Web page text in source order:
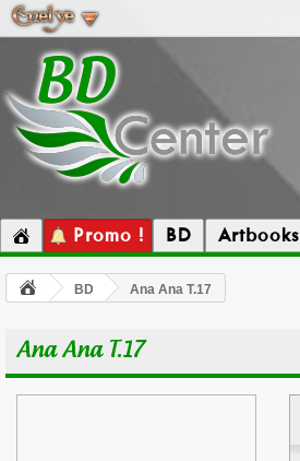
Promo ! BD Artbooks
BD Ana Ana T.17
Ana Ana T.17